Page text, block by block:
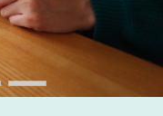
グの法則